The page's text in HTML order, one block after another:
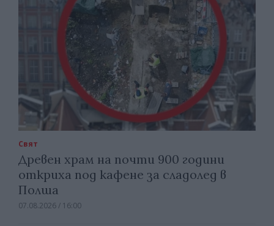
Свят
Древен храм на почти 900 години
откриха под кафене за сладолед в
Полша
07.08.2026 / 16:00